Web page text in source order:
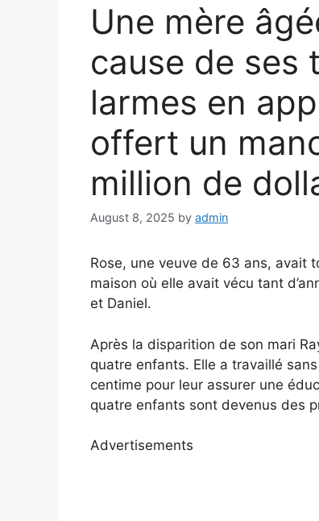
Une mère
cause de ses
larmes en
offert un
million de
August 8, 2025 by admin
Rose, une veuve de 63 ans, avait
maison où elle avait vécu tant
et Daniel.
Après la disparition de son mari
quatre enfants. Elle a travaillé
centime pour leur assurer une
quatre enfants sont devenus des
Advertisements